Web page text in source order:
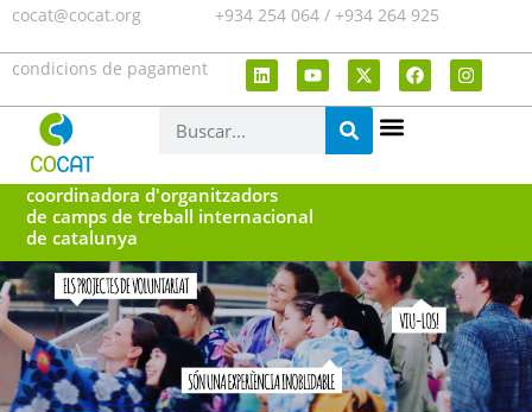
cocat@cocat.org +934 254 064 / +934 264 925
condicions de pagament
coordinadora d'organitzadors
de camps de treball internacional
de catalunya